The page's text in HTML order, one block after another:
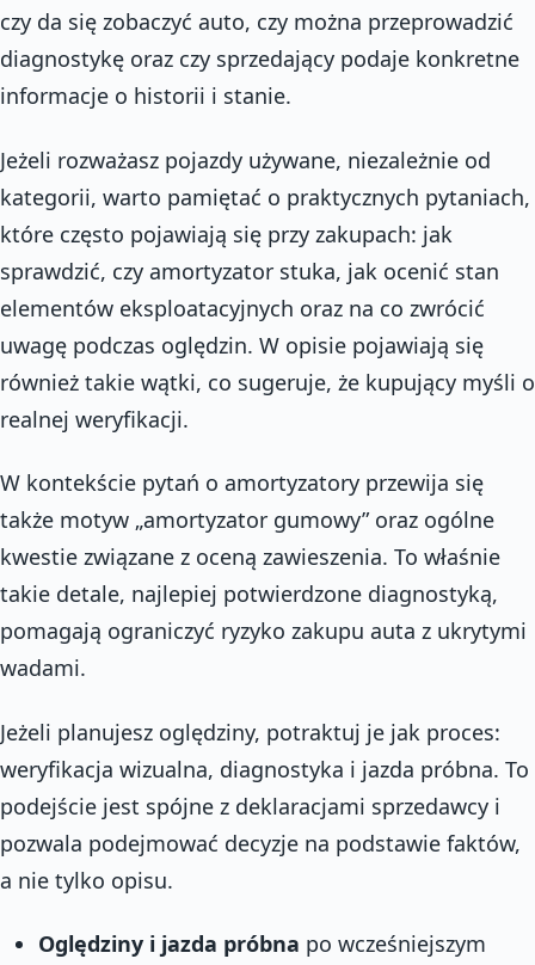
czy da się zobaczyć auto, czy można przeprowadzić
diagnostykę oraz czy sprzedający podaje konkretne
informacje o historii i stanie.
Jeżeli rozważasz pojazdy używane, niezależnie od
kategorii, warto pamiętać o praktycznych pytaniach,
które często pojawiają się przy zakupach: jak
sprawdzić, czy amortyzator stuka, jak ocenić stan
elementów eksploatacyjnych oraz na co zwrócić
uwagę podczas oględzin. W opisie pojawiają się
również takie wątki, co sugeruje, że kupujący myśli o
realnej weryfikacji.
W kontekście pytań o amortyzatory przewija się
także motyw „amortyzator gumowy” oraz ogólne
kwestie związane z oceną zawieszenia. To właśnie
takie detale, najlepiej potwierdzone diagnostyką,
pomagają ograniczyć ryzyko zakupu auta z ukrytymi
wadami.
Jeżeli planujesz oględziny, potraktuj je jak proces:
weryfikacja wizualna, diagnostyka i jazda próbna. To
podejście jest spójne z deklaracjami sprzedawcy i
pozwala podejmować decyzje na podstawie faktów,
a nie tylko opisu.
Oględziny i jazda próbna po wcześniejszym